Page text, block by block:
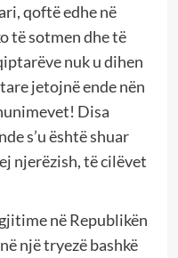
qoftë edhe në
të sotmen dhe të
nuk u dihen
jetojnë ende nën
Disa
s’u është shuar
njerëzish, të cilëvet
në Republikën
një tryezë bashkë